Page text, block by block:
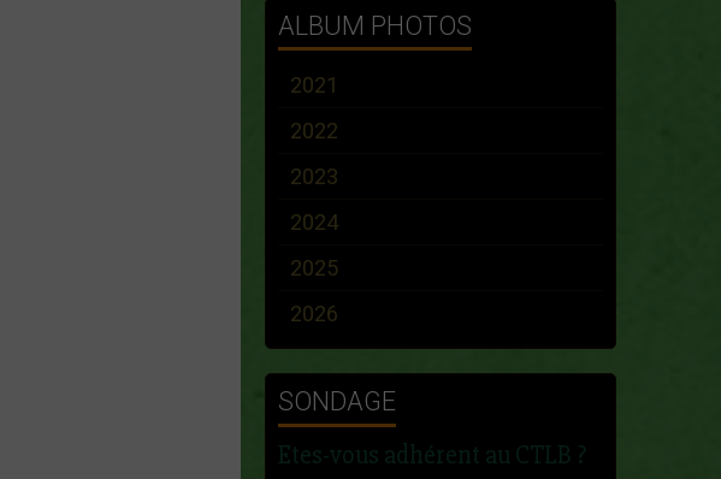
ALBUM PHOTOS
2021
2022
2023
2024
2025
2026
SONDAGE
Etes-vous adhérent au CTLB ?